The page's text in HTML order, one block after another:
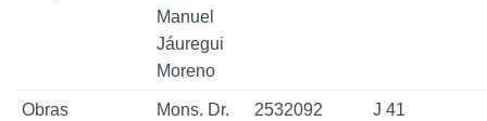
Manuel
Jáuregui
Moreno
Obras
Mons. Dr.
2532092 J 41